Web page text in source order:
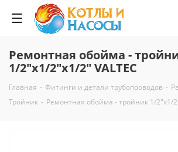
Ремонтная обойма -
1/2"x1/2"x1/2" VALTEC
Главная - Фитинги и детали трубопроводов -
Тройник - Ремонтная обойма - тройник 1/2"x1/